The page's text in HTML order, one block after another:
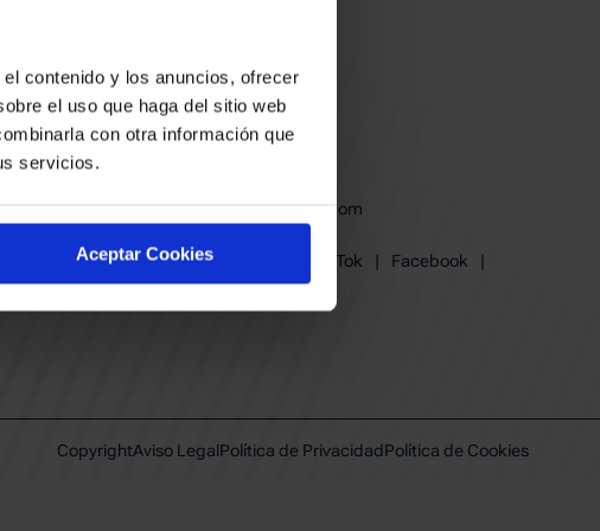
contenido y los anuncios, ofrecer
el uso que haga del sitio web
con otra información que
servicios.
Aceptar Cookies
baskonia@baskonia.com
Instagram
TikTok | Facebook
|
Youtube
| Linkedin
CopyrightAviso LegalPolítica de PrivacidadPolítica de Cookies